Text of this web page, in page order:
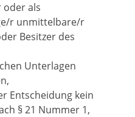
oder als
r unmittelbare/r
Besitzer des
Unterlagen
Entscheidung kein
§ 21 Nummer 1,